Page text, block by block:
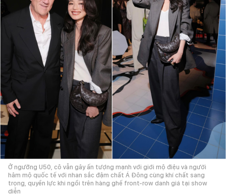
Ở ngưỡng U50, cô vẫn gây ấn tượng mạnh với giới mộ điệu và người
hâm mộ quốc tế với nhan sắc đậm chất Á Đông cùng khí chất sang
trọng, quyền lực khi ngồi trên hàng ghế front-row danh giá tại show
diễn